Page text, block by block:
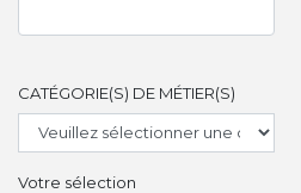
CATÉGORIE(S) DE MÉTIER(S)
Votre sélection